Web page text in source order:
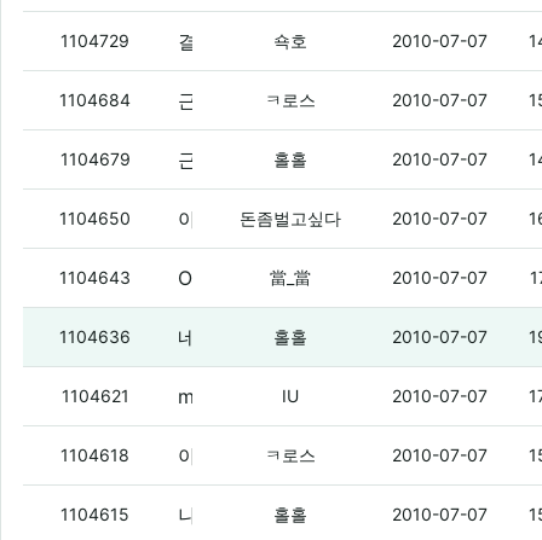
1104729 (6)
쇽호 2010-07-07
1104684 ㅋ로스 2010-07-07
1104679 (1)
홀홀 2010-07-07
1104650 (6)
돈좀벌고싶다 2010-07-07
1104643 (2)
當_當 2010-07-07
1104636 홀홀 2010-07-07
1104621 IU 2010-07-07
1104618 (3)
ㅋ로스 2010-07-07
1104615 홀홀 2010-07-07